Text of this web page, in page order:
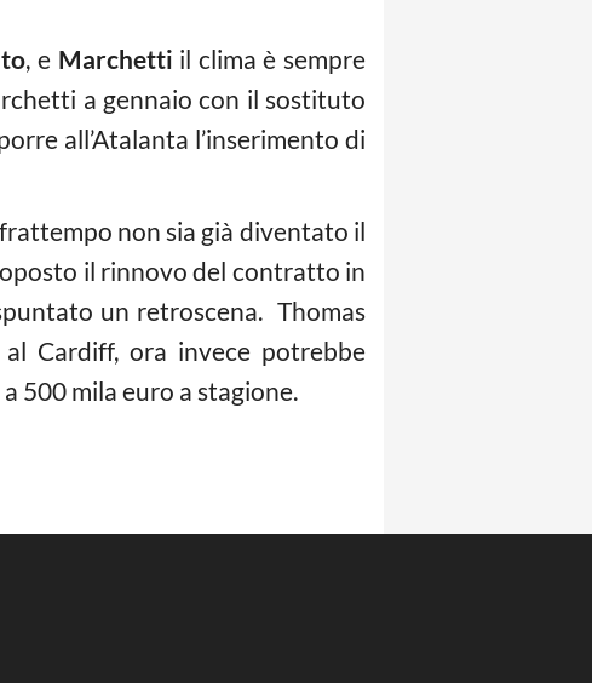
, e Marchetti il clima è sempre
a gennaio con il sostituto
all’Atalanta l’inserimento di
non sia già diventato il
il rinnovo del contratto in
un retroscena. Thomas
Cardiff, ora invece potrebbe
500 mila euro a stagione.